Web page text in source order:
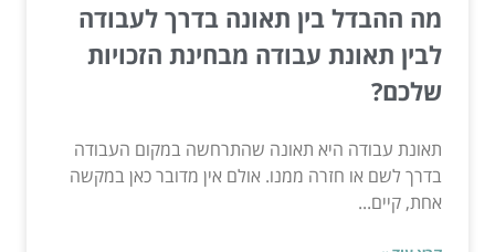
מה ההבדל בין תאונה בדרך לעבודה
לבין תאונת עבודה מבחינת הזכויות
שלכם?
תאונת עבודה היא תאונה שהתרחשה במקום העבודה
בדרך לשם או חזרה ממנו. אולם אין מדובר כאן במקשה
אחת, קיים...